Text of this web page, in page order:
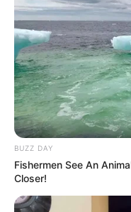
TAGS
ΑΠΑΤΕΣ
BUZZ DAY
Fishermen See An
Closer!